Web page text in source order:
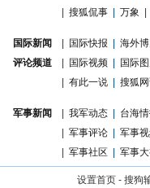
搜狐侃事 万象
国际新闻 国际快报 海外
国际视频 国际
评论频道
有此一说 搜狐
军事新闻 我军动态 台海
军事评论 军事
军事社区 军事
设置首页 - 搜狗